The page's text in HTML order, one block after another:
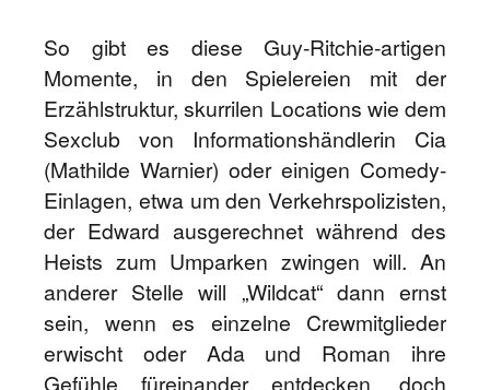
So gibt es diese Guy-Ritchie-artigen
Momente, in den Spielereien mit der
Erzählstruktur, skurrilen Locations wie dem
Sexclub von Informationshändlerin Cia
(Mathilde Warnier) oder einigen Comedy-
Einlagen, etwa um den Verkehrspolizisten,
der Edward ausgerechnet während des
Heists zum Umparken zwingen will. An
anderer Stelle will „Wildcat“ dann ernst
sein, wenn es einzelne Crewmitglieder
erwischt oder Ada und Roman ihre
Gefühle füreinander entdecken, doch